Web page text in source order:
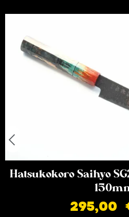
Hatsukokoro Saihyo
295,00